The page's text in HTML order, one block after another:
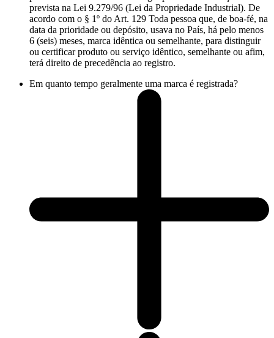
prevista na Lei 9.279/96 (Lei da Propriedade Industrial). De
acordo com o § 1º do Art. 129 Toda pessoa que, de boa-fé, na
data da prioridade ou depósito, usava no País, há pelo menos
6 (seis) meses, marca idêntica ou semelhante, para distinguir
ou certificar produto ou serviço idêntico, semelhante ou afim,
terá direito de precedência ao registro.
Em quanto tempo geralmente uma marca é registrada?